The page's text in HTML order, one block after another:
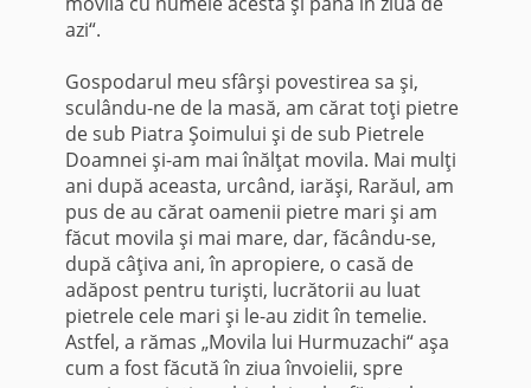
azi“.
Gospodarul meu sfârşi povestirea sa şi,
sculându-ne de la masă, am cărat toţi pietre
de sub Piatra Şoimului şi de sub Pietrele
Doamnei şi-am mai înălţat movila. Mai mulţi
ani după aceasta, urcând, iarăşi, Rarăul, am
pus de au cărat oamenii pietre mari şi am
făcut movila şi mai mare, dar, făcându-se,
după câţiva ani, în apropiere, o casă de
adăpost pentru turişti, lucrătorii au luat
pietrele cele mari şi le-au zidit în temelie.
Astfel, a rămas „Movila lui Hurmuzachi“ aşa
cum a fost făcută în ziua învoielii, spre